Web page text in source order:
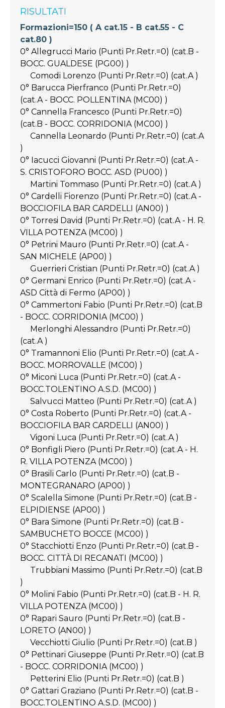
RISULTATI
Formazioni=150 ( A cat.15 - B cat.55 - C
cat.80 )
0° Allegrucci Mario (Punti Pr.Retr.=0) (cat.B -
BOCC. GUALDESE (PG00) )
Comodi Lorenzo (Punti Pr.Retr.=0) (cat.A )
0° Barucca Pierfranco (Punti Pr.Retr.=0)
(cat.A - BOCC. POLLENTINA (MC00) )
0° Cannella Francesco (Punti Pr.Retr.=0)
(cat.B - BOCC. CORRIDONIA (MC00) )
Cannella Leonardo (Punti Pr.Retr.=0) (cat.A
)
0° Iacucci Giovanni (Punti Pr.Retr.=0) (cat.A -
S. CRISTOFORO BOCC. ASD (PU00) )
Martini Tommaso (Punti Pr.Retr.=0) (cat.A )
0° Cardelli Fiorenzo (Punti Pr.Retr.=0) (cat.A -
BOCCIOFILA BAR CARDELLI (AN00) )
0° Torresi David (Punti Pr.Retr.=0) (cat.A - H. R.
VILLA POTENZA (MC00) )
0° Petrini Mauro (Punti Pr.Retr.=0) (cat.A -
SAN MICHELE (AP00) )
Guerrieri Cristian (Punti Pr.Retr.=0) (cat.A )
0° Germani Enrico (Punti Pr.Retr.=0) (cat.A -
ASD Città di Fermo (AP00) )
0° Cammertoni Fabio (Punti Pr.Retr.=0) (cat.B
- BOCC. CORRIDONIA (MC00) )
Merlonghi Alessandro (Punti Pr.Retr.=0)
(cat.A )
0° Tramannoni Elio (Punti Pr.Retr.=0) (cat.A -
BOCC. MORROVALLE (MC00) )
0° Miconi Luca (Punti Pr.Retr.=0) (cat.A -
BOCC.TOLENTINO A.S.D. (MC00) )
Salvucci Matteo (Punti Pr.Retr.=0) (cat.A )
0° Costa Roberto (Punti Pr.Retr.=0) (cat.A -
BOCCIOFILA BAR CARDELLI (AN00) )
Vigoni Luca (Punti Pr.Retr.=0) (cat.A )
0° Bonfigli Piero (Punti Pr.Retr.=0) (cat.A - H.
R. VILLA POTENZA (MC00) )
0° Brasili Carlo (Punti Pr.Retr.=0) (cat.B -
MONTEGRANARO (AP00) )
0° Scalella Simone (Punti Pr.Retr.=0) (cat.B -
ELPIDIENSE (AP00) )
0° Bara Simone (Punti Pr.Retr.=0) (cat.B -
SAMBUCHETO BOCCE (MC00) )
0° Stacchiotti Enzo (Punti Pr.Retr.=0) (cat.B -
BOCC. CITTÀ DI RECANATI (MC00) )
Trubbiani Massimo (Punti Pr.Retr.=0) (cat.B
)
0° Molini Fabio (Punti Pr.Retr.=0) (cat.B - H. R.
VILLA POTENZA (MC00) )
0° Rapari Sauro (Punti Pr.Retr.=0) (cat.B -
LORETO (AN00) )
Vecchiotti Giulio (Punti Pr.Retr.=0) (cat.B )
0° Pettinari Giuseppe (Punti Pr.Retr.=0) (cat.B
- BOCC. CORRIDONIA (MC00) )
Petterini Elio (Punti Pr.Retr.=0) (cat.B )
0° Gattari Graziano (Punti Pr.Retr.=0) (cat.B -
BOCC.TOLENTINO A.S.D. (MC00) )